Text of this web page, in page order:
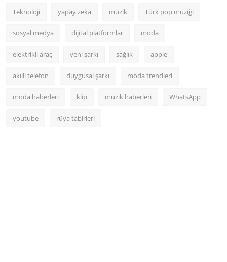
Teknoloji yapay zeka müzik Türk pop müziği
sosyal medya dijital platformlar moda
elektrikli araç yeni şarkı sağlık apple
akıllı telefon duygusal şarkı moda trendleri
moda haberleri klip müzik haberleri WhatsApp
youtube rüya tabirleri